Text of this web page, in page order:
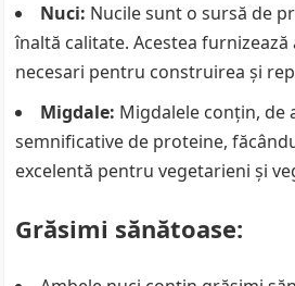
Nuci: Nucile sunt o sursă de
înaltă calitate. Acestea
necesari pentru construirea și
Migdale: Migdalele conțin, de
semnificative de proteine,
excelentă pentru vegetarieni și
Grăsimi sănătoase: